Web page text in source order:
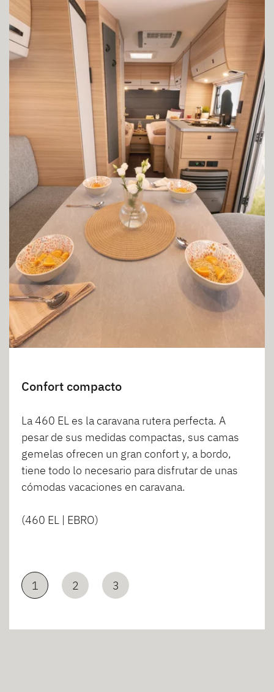
Confort compacto
La 460 EL es la caravana rutera perfecta. A
pesar de sus medidas compactas, sus camas
gemelas ofrecen un gran confort y, a bordo,
tiene todo lo necesario para disfrutar de unas
cómodas vacaciones en caravana.
(460 EL | EBRO)
1 2 3